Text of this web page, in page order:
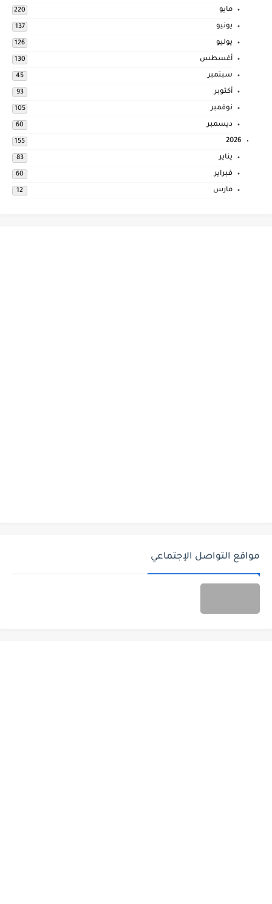
مايو 220
يونيو 137
يوليو 126
أغسطس 130
سبتمبر 45
أكتوبر 93
نوفمبر 105
ديسمبر 60
2026
155
يناير 83
فبراير 60
مارس 12
مواقع التواصل الإجتماعي